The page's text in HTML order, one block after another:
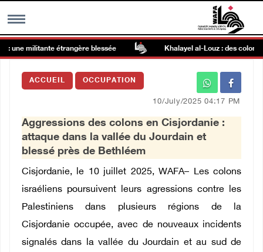
MENU
Galerie d’images
Centre palestinien
العربية
English
une militante étrangère blessée Khalayel al-Louz : des colons
ACCUEIL OCCUPATION
10/July/2025 04:17 PM
Aggressions des colons en Cisjordanie :
attaque dans la vallée du Jourdain et
blessé près de Bethléem
Cisjordanie, le 10 juillet 2025, WAFA– Les colons
israéliens poursuivent leurs agressions contre les
Palestiniens dans plusieurs régions de la
Cisjordanie occupée, avec de nouveaux incidents
signalés dans la vallée du Jourdain et au sud de